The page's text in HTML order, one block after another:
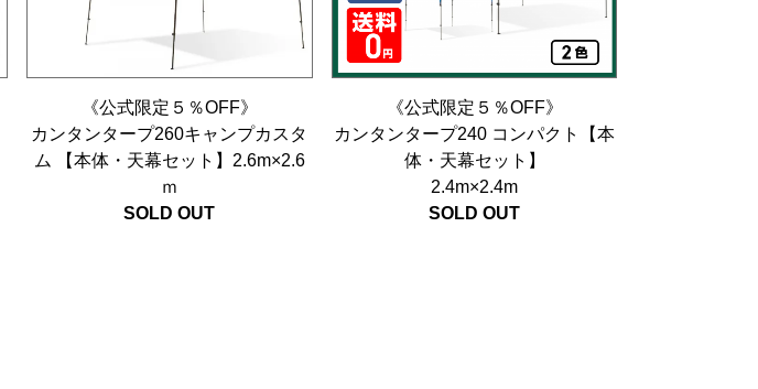
《公式限定５％OFF》
カンタンタープ260キャンプカスタ
ム 【本体・天幕セット】2.6m×2.6
ｍ
SOLD OUT
《公式限定５％OFF》
カンタンタープ240 コンパクト【本
体・天幕セット】
2.4m×2.4m
SOLD OUT